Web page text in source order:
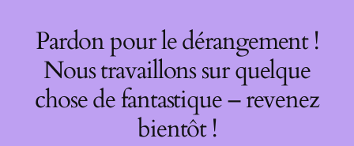
Pardon pour le dérangement !
Nous travaillons sur quelque
chose de fantastique – revenez
bientôt !